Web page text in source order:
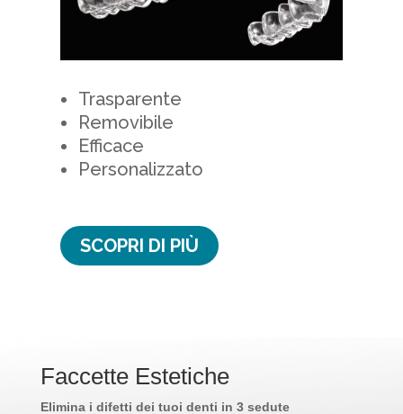
Trasparente
Removibile
Efficace
Personalizzato
SCOPRI DI PIÙ
Faccette Estetiche
Elimina i difetti dei tuoi denti in 3 sedute